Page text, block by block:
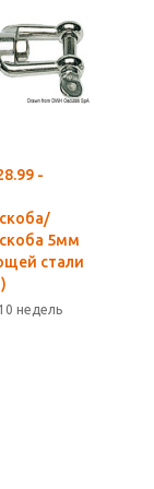
-
5мм
стали
недель